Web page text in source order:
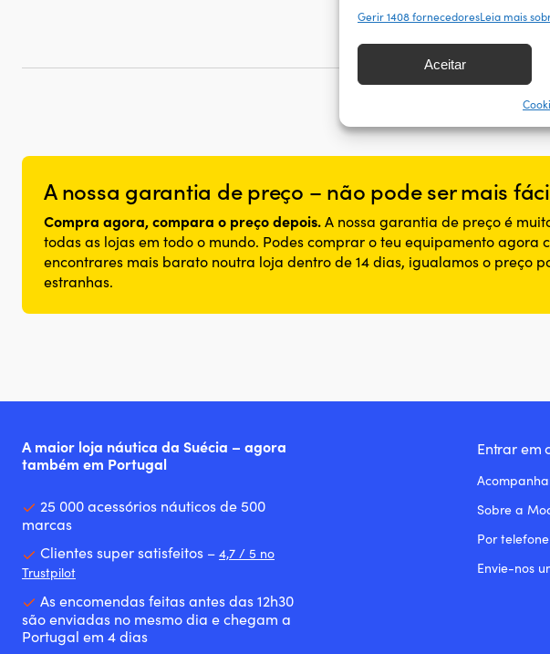
dispositivos diferentes, Identificar
transmitidas automaticamente.
Garantir a segurança,
Disponibilizar e apresentar
Gerir 1408 fornecedoresLeia mais
Aceitar
A nossa garantia de preço – não pode ser mais
Compra agora, compara o preço depois.A nossa garantia de preço é
todas as lojas em todo o mundo. Podes comprar o teu equipamento agora
encontrares mais barato noutra loja dentro de 14 dias, igualamos o preço
estranhas.
A maior loja náutica da Suécia – agora
também em Portugal
25 000 acessórios náuticos de 500
marcas
Clientes super satisfeitos – 4,7 / 5 no
Trustpilot
As encomendas feitas antes das 12h30
são enviadas no mesmo dia e chegam a
Portugal em 4 dias
Entrar em
Sobre a
Por
Envie-nos